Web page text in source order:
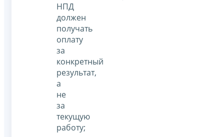
НПД
должен
получать
оплату
за
конкретный
результат,
а
не
за
текущую
работу;